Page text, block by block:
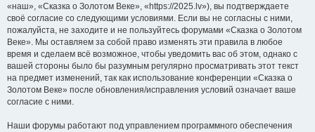
«наш», «Сказка о Золотом Веке», «https://2025.lv»), вы подтверждаете
своё согласие со следующими условиями. Если вы не согласны с ними,
пожалуйста, не заходите и не пользуйтесь форумами «Сказка о Золотом
Веке». Мы оставляем за собой право изменять эти правила в любое
время и сделаем всё возможное, чтобы уведомить вас об этом, однако с
вашей стороны было бы разумным регулярно просматривать этот текст
на предмет изменений, так как использование конференции «Сказка о
Золотом Веке» после обновления/исправления условий означает ваше
согласие с ними.
Наши форумы работают под управлением программного обеспечения